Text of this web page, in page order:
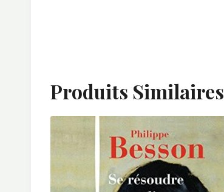
Produits Similaires